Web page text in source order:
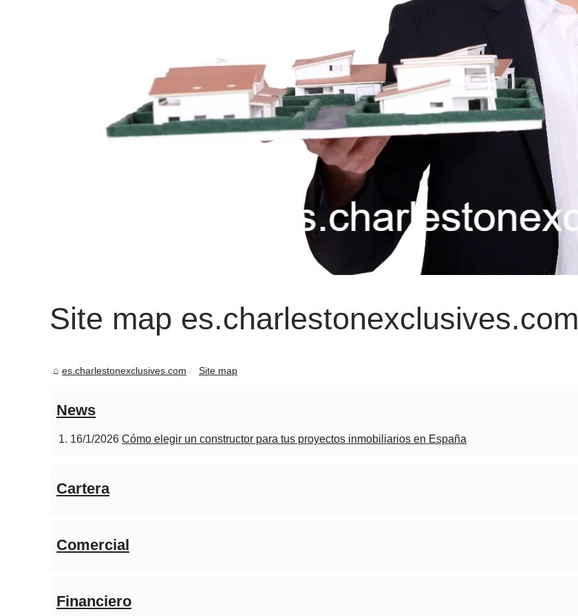
Site map es.charlestonexclusives.com
es.charlestonexclusives.com Site map
News
16/1/2026 Cómo elegir un constructor para tus proyectos inmobiliarios en España
Cartera
Comercial
Financiero